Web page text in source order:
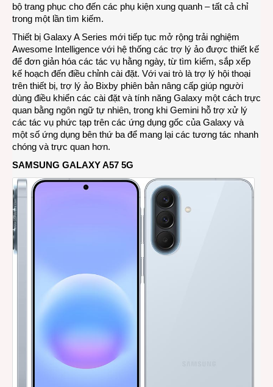
bộ trang phục cho đến các phụ kiện xung quanh – tất cả chỉ
trong một lần tìm kiếm.
Thiết bị Galaxy A Series mới tiếp tục mở rộng trải nghiệm
Awesome Intelligence với hệ thống các trợ lý ảo được thiết kế
để đơn giản hóa các tác vụ hằng ngày, từ tìm kiếm, sắp xếp
kế hoạch đến điều chỉnh cài đặt. Với vai trò là trợ lý hội thoại
trên thiết bị, trợ lý ảo Bixby phiên bản nâng cấp giúp người
dùng điều khiển các cài đặt và tính năng Galaxy một cách trực
quan bằng ngôn ngữ tự nhiên, trong khi Gemini hỗ trợ xử lý
các tác vụ phức tạp trên các ứng dụng gốc của Galaxy và
một số ứng dụng bên thứ ba để mang lại các tương tác nhanh
chóng và trực quan hơn.
SAMSUNG GALAXY A57 5G